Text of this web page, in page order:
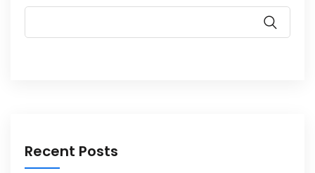
Recent Posts